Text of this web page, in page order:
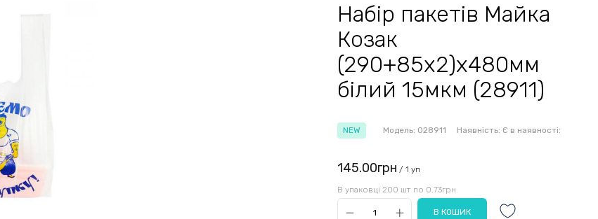
Набір пакетів Майка
Козак
(290+85x2)x480мм
білий 15мкм (28911)
NEW Модель: 028911 Наявність: Є в наявності:
145.00грн / 1 уп
В упаковці 200 шт по 0.73грн